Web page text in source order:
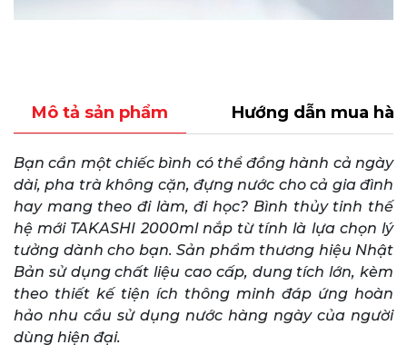
Mô tả sản phẩm Hướng dẫn mua
Bạn cần một chiếc bình có thể đồng hành cả ngày
dài, pha trà không cặn, đựng nước cho cả gia đình
hay mang theo đi làm, đi học? Bình thủy tinh thế
hệ mới TAKASHI 2000ml nắp từ tính là lựa chọn lý
tưởng dành cho bạn. Sản phẩm thương hiệu Nhật
Bản sử dụng chất liệu cao cấp, dung tích lớn, kèm
theo thiết kế tiện ích thông minh đáp ứng hoàn
hảo nhu cầu sử dụng nước hàng ngày của người
dùng hiện đại.